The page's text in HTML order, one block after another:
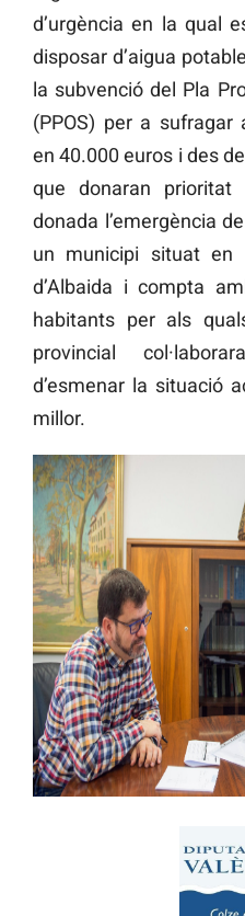
d’urgència en la qual
disposar d’aigua
la subvenció del Pla
(PPOS) per a sufragar
en 40.000 euros i des
que donaran prioritat
donada l’emergència
un municipi situat en
d’Albaida i compta
habitants per als
provincial
d’esmenar la situació
millor.